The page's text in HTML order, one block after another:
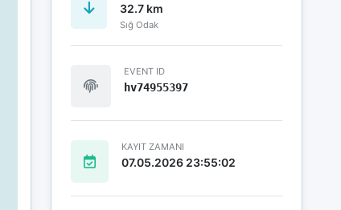
32.7 km
Sığ Odak
EVENT ID
hv74955397
KAYIT ZAMANI
07.05.2026 23:55:02